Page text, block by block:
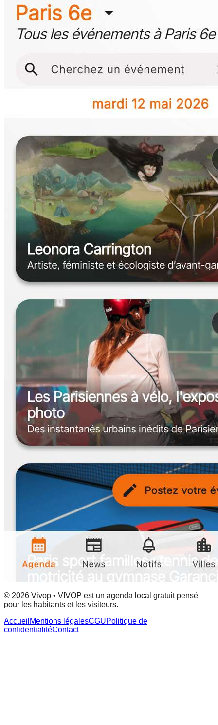
© 2026 Vivop • VIVOP est un agenda local gratuit pensé
pour les habitants et les visiteurs.
Accueil Mentions légalesCGUPolitique de
confidentialitéContact